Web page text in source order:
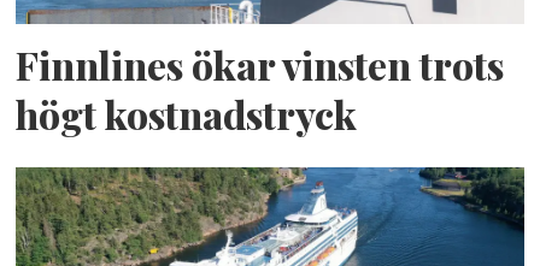
Finnlines ökar vinsten trots
högt kostnadstryck